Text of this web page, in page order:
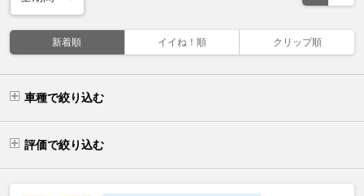
新着順 イイね！順 クリップ順
車種で絞り込む
評価で絞り込む